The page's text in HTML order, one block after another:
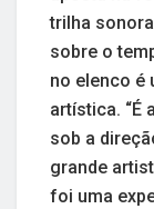
trilha
sobre o
no elenco é
artística. “É
sob a
grande
foi uma